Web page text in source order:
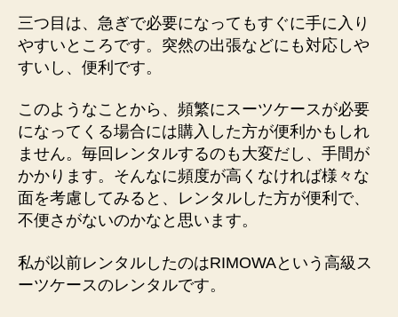
三つ目は、急ぎで必要になってもすぐに手に入り
やすいところです。突然の出張などにも対応しや
すいし、便利です。
このようなことから、頻繁にスーツケースが必要
になってくる場合には購入した方が便利かもしれ
ません。毎回レンタルするのも大変だし、手間が
かかります。そんなに頻度が高くなければ様々な
面を考慮してみると、レンタルした方が便利で、
不便さがないのかなと思います。
私が以前レンタルしたのはRIMOWAという高級ス
ーツケースのレンタルです。